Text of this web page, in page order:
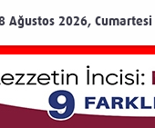
Ağustos 2026, Cumartesi